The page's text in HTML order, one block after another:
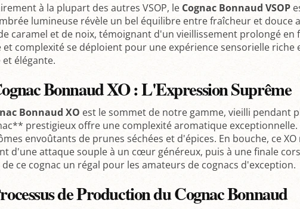
à la plupart des autres VSOP, le Cognac Bonnaud VSOP
lumineuse révèle un bel équilibre entre fraîcheur et douce
caramel et de noix, témoignant d'un vieillissement prolongé en
et complexité se déploient pour une expérience sensorielle
élégante.
Bonnaud XO : L'Expression Suprême
Bonnaud XO est le sommet de notre gamme, vieilli pendant
prestigieux offre une complexité aromatique
envoûtants de prunes séchées et d'épices. En bouche, ce
d'une attaque souple à un cœur généreux, puis à une finale
ce cognac un régal pour les amateurs de cognacs d'exception.
de Production du Cognac Bonnaud